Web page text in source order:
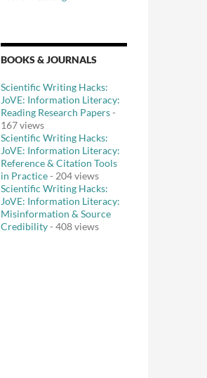
BOOKS & JOURNALS
Scientific Writing Hacks:
JoVE: Information Literacy:
Reading Research Papers-
167 views
Scientific Writing Hacks:
JoVE: Information Literacy:
Reference & Citation Tools
in Practice- 204 views
Scientific Writing Hacks:
JoVE: Information Literacy:
Misinformation & Source
Credibility- 408 views